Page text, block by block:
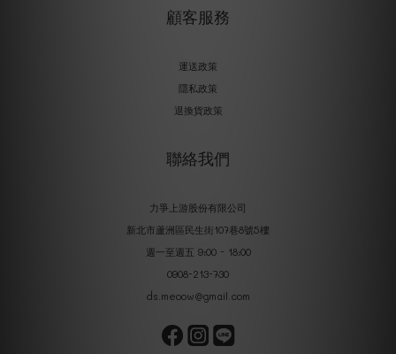
顧客服務
運送政策
隱私政策
退換貨政策
聯絡我們
力爭上游股份有限公司
新北市蘆洲區民生街107巷8號5樓
週一至週五 9:00 - 18:00
0908-213-730
ds.meoow@gmail.com